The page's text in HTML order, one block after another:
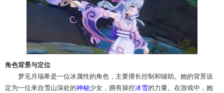
角色背景与定位
梦见月瑞希是一位冰属性的角色，主要擅长控制和辅助。她的背景设
定为一位来自雪山深处的神秘少女，拥有操控冰雪的力量。在游戏中，她